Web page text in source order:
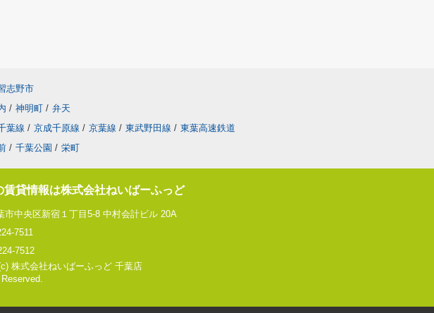
志野市
/ 神明町 / 弁天
葉線 / 京成千原線 / 京葉線 / 東武野田線 / 東葉高速鉄道
/ 千葉公園 / 栄町
賃貸情報は株式会社ねいばーふっど
市中央区新宿１丁目5-8 中村会計ビル 20A
7511
7512
株式会社ねいばーふっど 千葉店